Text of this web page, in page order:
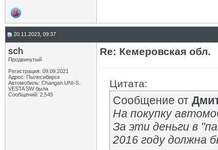
20.11.2023, 09:37
sch
Продвинутый
Регистрация: 09.09.2021
Адрес: Пылесибирск
Автомобиль: Changan UNI-S.
VESTA SW была
Сообщений: 2,545
Re: Кемеровская обл.
Цитата:
Сообщение от
На покупку
За эти деньги в
2016 году должна